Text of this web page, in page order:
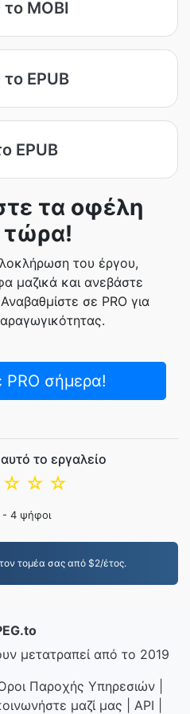
MOBI
EPUB
EPUB
τα οφέλη
τώρα!
του έργου,
μαζικά και ανεβάστε
σε PRO για
σήμερα!
το εργαλείο
☆
☆
☆
- 4 ψήφοι
τομέα σας από $2/έτος.
μετατραπεί από το 2019
Παροχής Υπηρεσιών
μαζί μας API